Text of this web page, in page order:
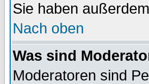
Sie haben
Nach oben
Was sind
Moderatoren sind